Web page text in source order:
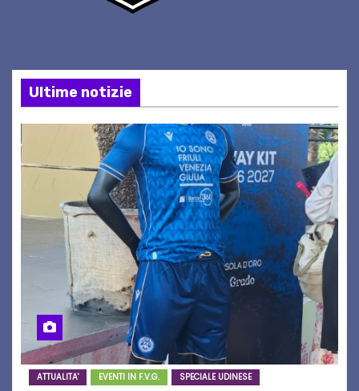
Ultime notizie
ATTUALITA' EVENTI IN F.V.G. SPECIALE UDINESE